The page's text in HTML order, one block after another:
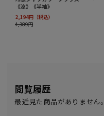
閲覧履歴
最近見た商品がありません。